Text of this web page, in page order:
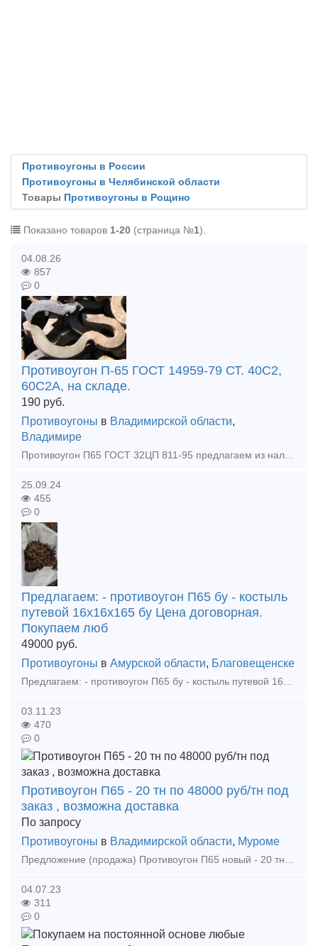
Противоугоны в России
Противоугоны в Челябинской области
Товары Противоугоны в Рощино
Показано товаров 1-20 (страница №1).
04.08.26
857
0
Противоугон П-65 ГОСТ 14959-79 СТ. 40С2,
60С2А, на складе.
190 руб.
Противоугоны в Владимирской области,
Владимире
Противоугон П65 ГОСТ 32ЦП 811-95 предлагаем из наличия на нашем складе. Противоугон П-65 - элемент верхнего строения пути. Противоугон П-65 применяется для предотвращения продольного смещения рел
25.09.24
455
0
Предлагаем: - противоугон П65 бу - костыль
путевой 16х16х165 бу Цена договорная.
Покупаем люб
49000 руб.
Противоугоны в Амурской области, Благовещенске
Предлагаем: - противоугон П65 бу - костыль путевой 16х16х165 бу Цена договорная. Покупаем любые материалы ВСП, вагонные запчасти во всех регионах РФ: рельсы, стрелочные переводы, подкл
03.11.23
470
0
Противоугон П65 - 20 тн по 48000 руб/тн под
заказ , возможна доставка
По запросу
Противоугоны в Владимирской области, Муроме
Предложение (продажа) Противоугон П65 новый - 20 тн по 48000 руб/тн под заказ , возможна доставка. Комплектация ЖД путей любыми ВСП. Предлагаем комплексные поставки по
04.07.23
311
0